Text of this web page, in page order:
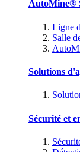
AutoMine®
Ligne
Salle
Solutions
Sécurité et